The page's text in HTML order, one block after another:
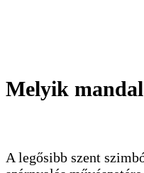
Melyik
A legősibb szent